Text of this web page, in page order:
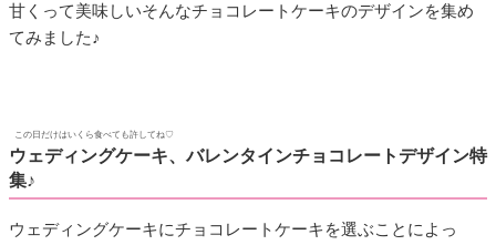
甘くって美味しいそんなチョコレートケーキのデザインを集め
てみました♪
この日だけはいくら食べても許してね♡
ウェディングケーキ、バレンタインチョコレートデザイン特
集♪
ウェディングケーキにチョコレートケーキを選ぶことによっ